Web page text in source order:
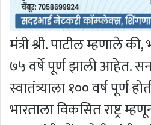
मंत्री श्री. पाटील म्हणाले की,
७५ वर्षे पूर्ण झाली आहेत.
स्वातंत्र्याला १०० वर्ष पूर्ण
भारताला विकसित राष्ट्र